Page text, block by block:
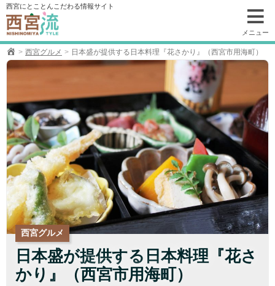
コ
ン
テ
ン
ツ
へ
動
西宮にとことんこだわる情報サイト
メニュー
西宮グルメ 日本盛が提供する日本料理『花さかり』（西宮市用海町）
西宮グルメ
日本盛が提供する日本料理『花さ
かり』（西宮市用海町）